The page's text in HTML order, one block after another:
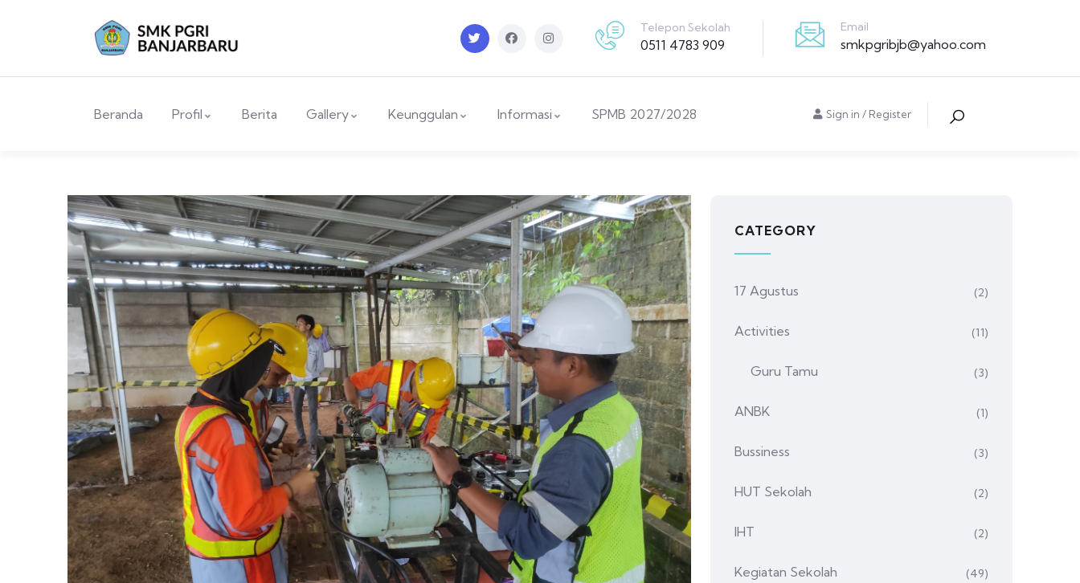
Telepon Sekolah
0511 4783 909
Email
smkpgribjb@yahoo.com
Beranda Profil Berita Gallery Keunggulan Informasi SPMB 2027/2028 Sign in / Register
CATEGORY
17 Agustus (2)
Activities (11)
Guru Tamu (3)
ANBK (1)
Bussiness (3)
HUT Sekolah (2)
IHT (2)
Kegiatan Sekolah (49)